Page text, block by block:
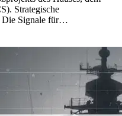
Strategische
Die Signale für…